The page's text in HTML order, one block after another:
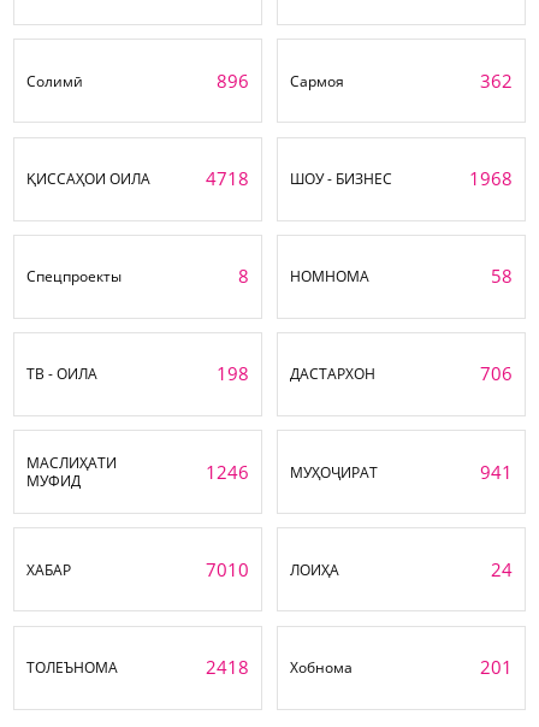
Солимӣ 896 Сармоя 362
ҚИССАҲОИ ОИЛА 4718 ШОУ - БИЗНЕС 1968
Спецпроекты 8 НОМНОМА 58
ТВ - ОИЛА 198 ДАСТАРХОН 706
МАСЛИҲАТИ
МУФИД
1246 МУҲОҶИРАТ 941
ХАБАР 7010 ЛОИҲА 24
ТОЛЕЪНОМА 2418 Хобнома 201